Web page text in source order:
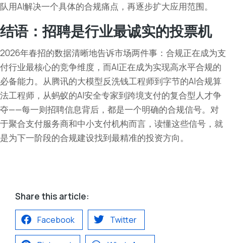
队用AI解决一个具体的合规痛点，再逐步扩大应用范围。
结语：招聘是行业最诚实的投票机
2026年春招的数据清晰地告诉市场两件事：合规正在成为支
付行业最核心的竞争维度，而AI正在成为实现高水平合规的
必备能力。从腾讯的大模型反洗钱工程师到字节的AI合规算
法工程师，从蚂蚁的AI安全专家到跨境支付的复合型人才争
夺——每一则招聘信息背后，都是一个明确的合规信号。对
于聚合支付服务商和中小支付机构而言，读懂这些信号，就
是为下一阶段的合规建设找到最精准的投资方向。
Share this article:
Facebook Twitter